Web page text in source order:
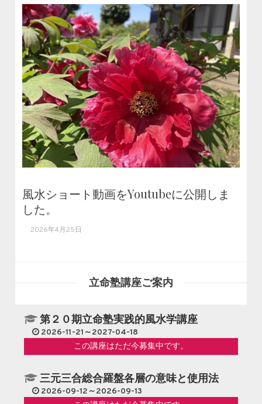
風水ショート動画をYoutubeに公開しま
した。
2026年4月25日
立命塾講座ご案内
第２０期立命塾実践的風水学講座
2026-11-21～2027-04-18
この講座はただ今募集中です。
三元三合総合羅盤各層の意味と使用法
2026-09-12～2026-09-13